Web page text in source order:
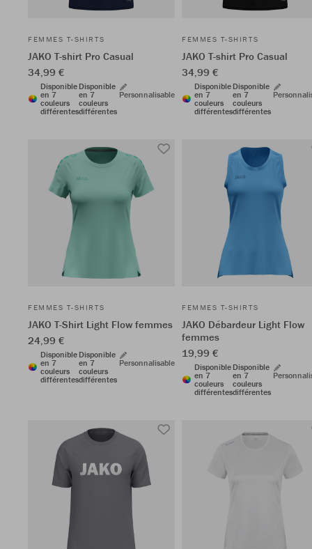
FEMMES T-SHIRTS
JAKO T-shirt Pro Casual
34,99 €
Disponible
en 7
couleurs
différentes
Disponible
en 7
couleurs
différentes
Personnalisable
FEMMES T-SHIRTS
JAKO T-shirt Pro Casual
34,99 €
Disponible
en 7
couleurs
différentes
Disponible
en 7
couleurs
différentes
FEMMES T-SHIRTS
JAKO T-Shirt Light Flow femmes
24,99 €
Disponible
en 7
couleurs
différentes
Disponible
en 7
couleurs
différentes
Personnalisable
FEMMES T-SHIRTS
JAKO Débardeur Light Flow
femmes
19,99 €
Disponible
en 7
couleurs
différentes
Disponible
en 7
couleurs
différentes